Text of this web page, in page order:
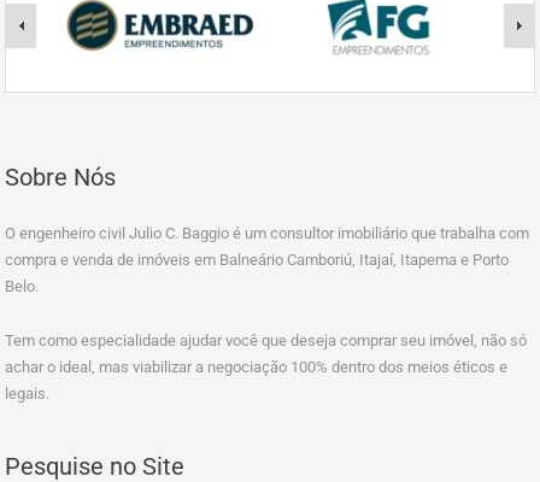
Sobre Nós
O engenheiro civil Julio C. Baggio é um consultor imobiliário que trabalha com
compra e venda de imóveis em Balneário Camboriú, Itajaí, Itapema e Porto
Belo.
Tem como especialidade ajudar você que deseja comprar seu imóvel, não só
achar o ideal, mas viabilizar a negociação 100% dentro dos meios éticos e
legais.
Pesquise no Site